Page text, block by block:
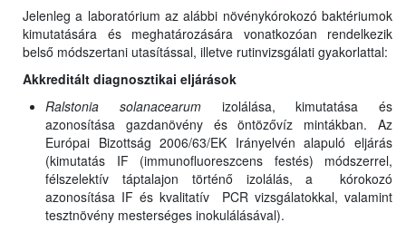
Jelenleg a laboratórium az alábbi növénykórokozó baktériumok
kimutatására és meghatározására vonatkozóan rendelkezik
belső módszertani utasítással, illetve rutinvizsgálati gyakorlattal:
Akkreditált diagnosztikai eljárások
Ralstonia solanacearum izolálása, kimutatása és
azonosítása gazdanövény és öntözővíz mintákban. Az
Európai Bizottság 2006/63/EK Irányelvén alapuló eljárás
(kimutatás IF (immunofluoreszcens festés) módszerrel,
félszelektív táptalajon történő izolálás, a kórokozó
azonosítása IF és kvalitatív PCR vizsgálatokkal, valamint
tesztnövény mesterséges inokulálásával).